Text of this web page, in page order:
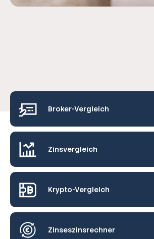
Broker-Vergleich
Zinsvergleich
Krypto-Vergleich
Zinseszinsrechner